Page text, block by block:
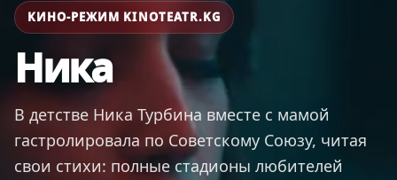
КИНО-РЕЖИМ KINOTEATR.KG
Ника
В детстве Ника Турбина вместе с мамой
гастролировала по Советскому Союзу, читая
свои стихи: полные стадионы любителей